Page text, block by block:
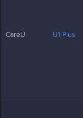
CareU U1 Plus